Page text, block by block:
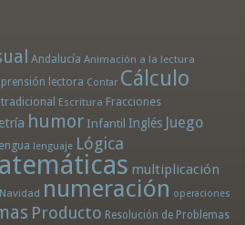
Andalucía Animación a la lectura
lectora Contar Cálculo
Escritura Fracciones
humor Infantil Inglés Juego
lenguaje Lógica
multiplicación
Navidad numeración operaciones
Producto Resolución de Problemas